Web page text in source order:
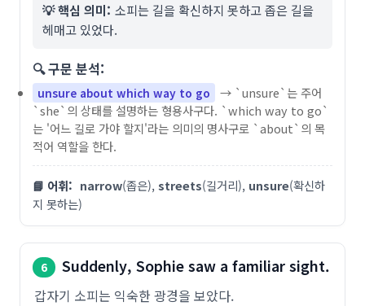
💡 핵심 의미: 소피는 길을 확신하지 못하고 좁은 길을
헤매고 있었다.
🔍 구문 분석:
unsure about which way to go
→ `unsure`는 주어
`she`의 상태를 설명하는 형용사구다. `which way to go`
는 '어느 길로 가야 할지'라는 의미의 명사구로 `about`의 목
적어 역할을 한다.
📘 어휘: narrow(좁은), streets(길거리), unsure(확신하
지 못하는)
6 Suddenly, Sophie saw a familiar sight.
갑자기 소피는 익숙한 광경을 보았다.